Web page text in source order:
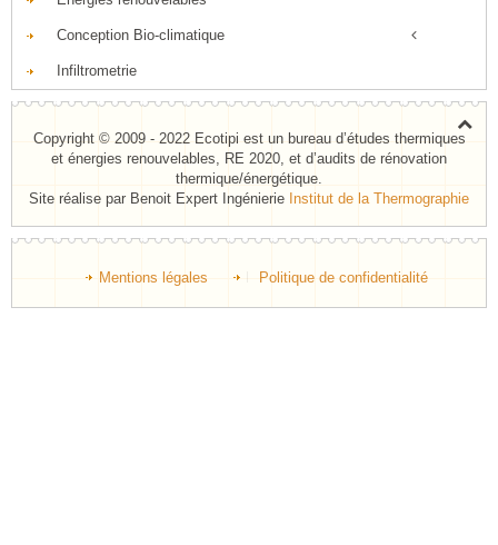
Conception Bio-climatique
Infiltrometrie
Copyright © 2009 - 2022 Ecotipi est un bureau d’études thermiques
et énergies renouvelables, RE 2020, et d’audits de rénovation
thermique/énergétique.
Site réalise par Benoit Expert Ingénierie Institut de la Thermographie
Mentions légales Politique de confidentialité